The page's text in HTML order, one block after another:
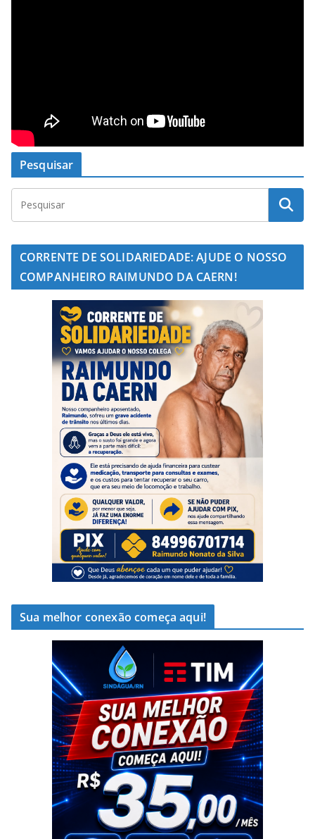
Pesquisar
CORRENTE DE SOLIDARIEDADE: AJUDE O NOSSO
COMPANHEIRO RAIMUNDO DA CAERN!
Sua melhor conexão começa aqui!